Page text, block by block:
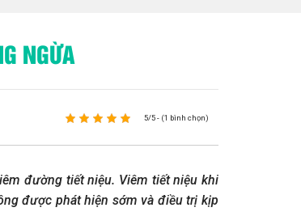
NGỪA
5/5 - (1 bình chọn)
đường tiết niệu. Viêm tiết niệu khi
được phát hiện sớm và điều trị kịp